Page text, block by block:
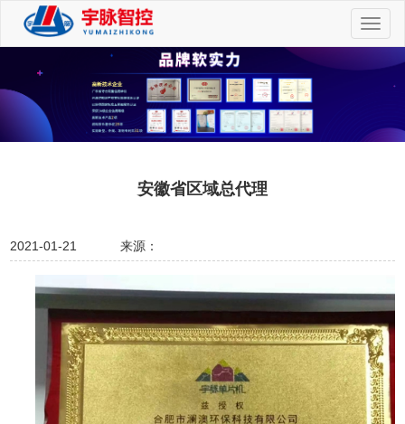
切
换
安徽省区域总代理
2021-01-21 来源：